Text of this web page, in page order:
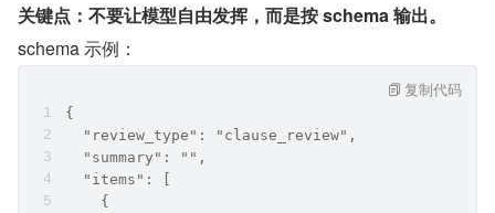
关键点：不要让模型自由发挥，而是按 schema 输出。
schema 示例：
{
  "review_type": "clause_review",
  "summary": "",
  "items": [
    {
复制代码